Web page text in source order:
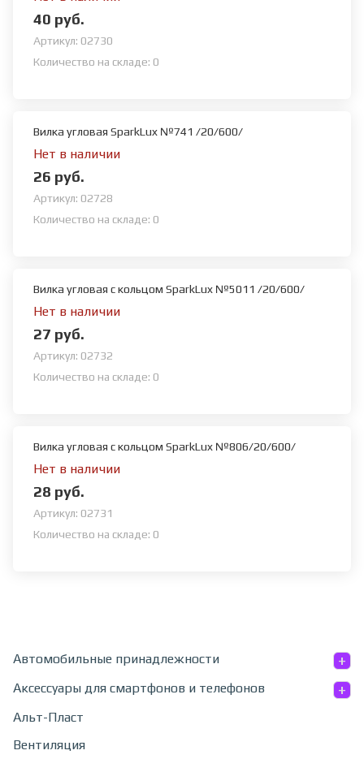
Автомобильные принадлежности +
Аксессуары для смартфонов и телефонов +
Альт-Пласт
Вентиляция
40 руб.
Артикул: 02730
Количество на складе: 0
Вилка угловая SparkLux №741 /20/600/
Нет в наличии
26 руб.
Артикул: 02728
Количество на складе: 0
Вилка угловая с кольцом SparkLux №5011 /20/600/
Нет в наличии
27 руб.
Артикул: 02732
Количество на складе: 0
Вилка угловая с кольцом SparkLux №806/20/600/
Нет в наличии
28 руб.
Артикул: 02731
Количество на складе: 0